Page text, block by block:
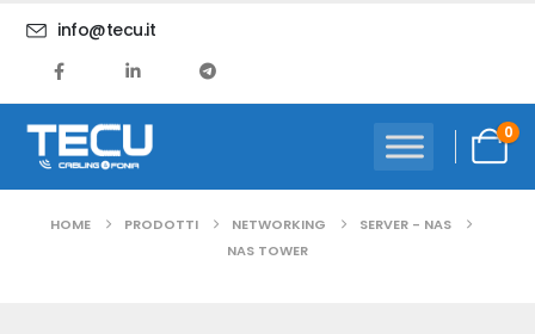
info@tecu.it
0
HOME PRODOTTI NETWORKING
SERVER - NAS
NAS TOWER